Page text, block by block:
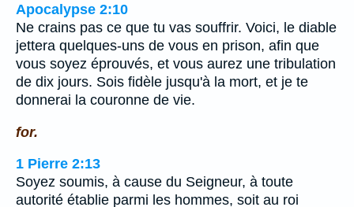
Apocalypse 2:10
Ne crains pas ce que tu vas souffrir. Voici, le diable
jettera quelques-uns de vous en prison, afin que
vous soyez éprouvés, et vous aurez une tribulation
de dix jours. Sois fidèle jusqu'à la mort, et je te
donnerai la couronne de vie.
for.
1 Pierre 2:13
Soyez soumis, à cause du Seigneur, à toute
autorité établie parmi les hommes, soit au roi